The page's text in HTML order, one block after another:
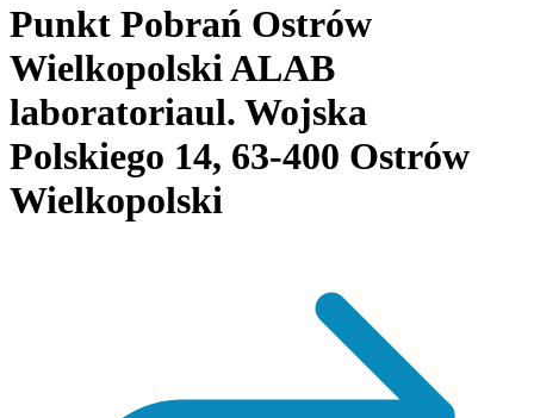
Punkt Pobrań Ostrów
Wielkopolski ALAB
laboratoriaul. Wojska
Polskiego 14, 63-400 Ostrów
Wielkopolski